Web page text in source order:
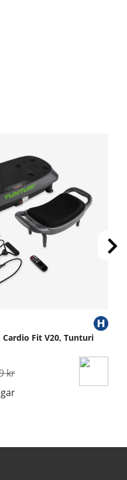
Fit V20, Tunturi
pris:
kr